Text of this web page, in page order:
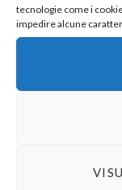
tecnologie come i
impedire alcune